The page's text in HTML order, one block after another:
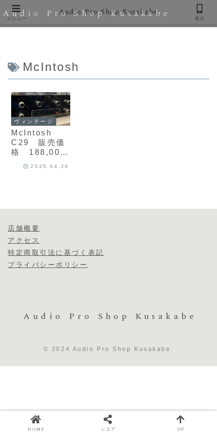
Audio Pro Shop Kusakabe
McIntosh
ヴィンテージ
McIntosh
C29 販売価
格 188,000
2025.04.28
店舗概要
アクセス
特定商取引法に基づく表記
プライバシーポリシー
Audio Pro Shop Kusakabe
© 2024 Audio Pro Shop Kusakabe.
メニュー
Audio Pro Shop Kusakabe
電話
HOME シエア UP